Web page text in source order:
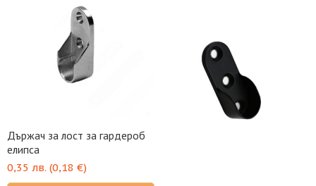
Държач за лост за гардероб
елипса
0,35 лв. (0,18 €)